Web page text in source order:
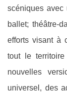
scéniques avec
ballet; théâtre-
efforts visant à
tout le
nouvelles
universel, des